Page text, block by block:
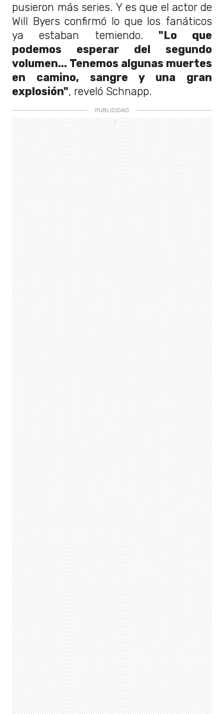
pusieron más series. Y es que el actor de
Will Byers confirmó lo que los fanáticos
ya estaban temiendo. "Lo que
podemos esperar del segundo
volumen... Tenemos algunas muertes
en camino, sangre y una gran
explosión", reveló Schnapp.